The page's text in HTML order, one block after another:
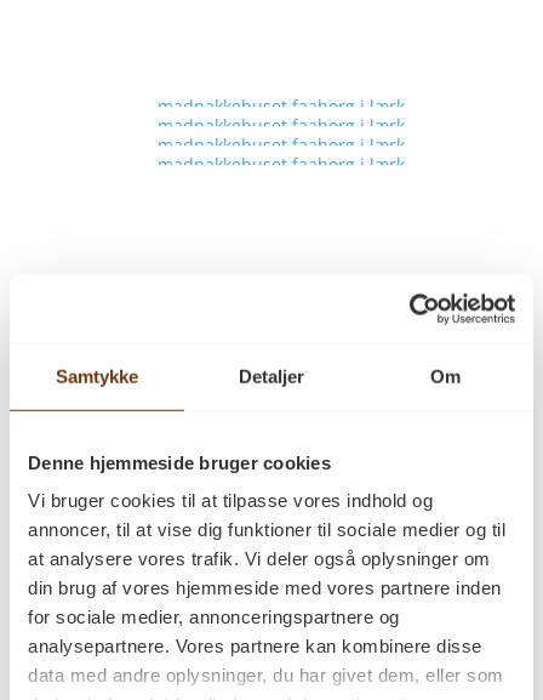
Samtykke Detaljer Om
Denne hjemmeside bruger cookies
Vi bruger cookies til at tilpasse vores indhold og
annoncer, til at vise dig funktioner til sociale medier og til
at analysere vores trafik. Vi deler også oplysninger om
din brug af vores hjemmeside med vores partnere inden
for sociale medier, annonceringspartnere og
analysepartnere. Vores partnere kan kombinere disse
data med andre oplysninger, du har givet dem, eller som
Hvorfor vælge et
massivt
plankegulv fra PA
Savværk